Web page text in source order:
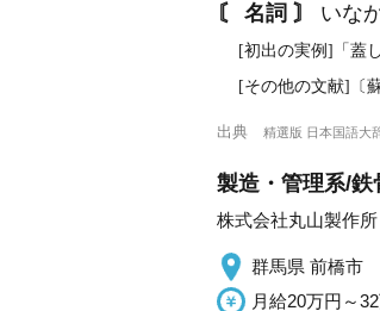
〘 名詞 〙 いな
[初出の実例]「蓋
[その他の文献]〔
出典 精選版 日本国語大
製造・管理系/
株式会社丸山製作所
群馬県 前橋市
月給20万円～